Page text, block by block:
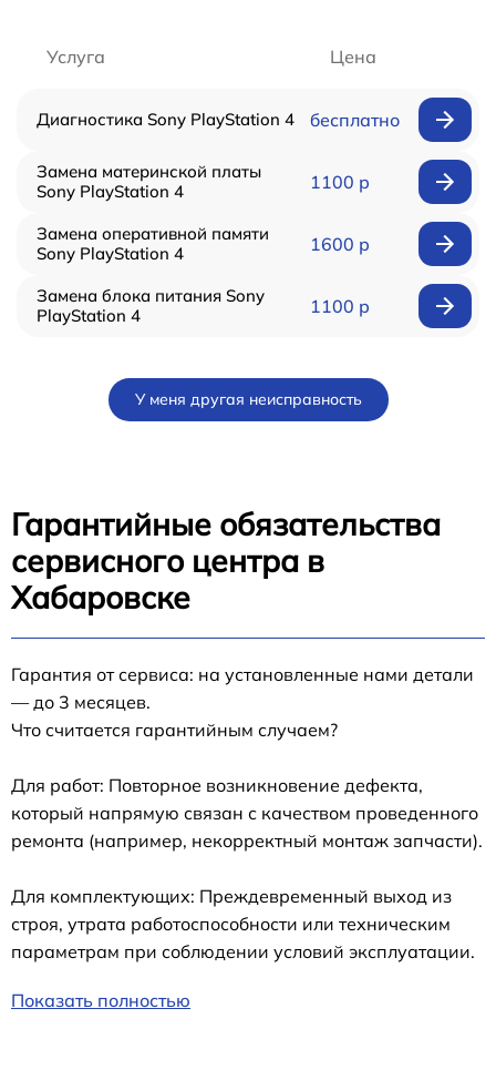
Услуга Цена
Диагностика Sony PlayStation 4 бесплатно
Замена материнской платы
Sony PlayStation 4
1100 р
Замена оперативной памяти
Sony PlayStation 4
1600 р
Замена блока питания Sony
PlayStation 4
1100 р
У меня другая неисправность
Гарантийные обязательства
сервисного центра в
Хабаровске
Гарантия от сервиса: на установленные нами детали
— до 3 месяцев.
Что считается гарантийным случаем?
Для работ: Повторное возникновение дефекта,
который напрямую связан с качеством проведенного
ремонта (например, некорректный монтаж запчасти).
Для комплектующих: Преждевременный выход из
строя, утрата работоспособности или техническим
параметрам при соблюдении условий эксплуатации.
Показать полностью